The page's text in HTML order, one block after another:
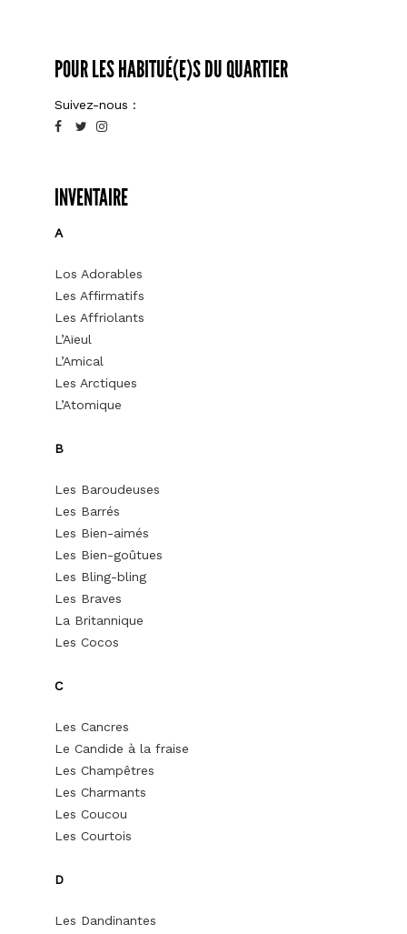
POUR LES HABITUÉ(E)S DU QUARTIER
Suivez-nous :
INVENTAIRE
A
Los Adorables
Les Affirmatifs
Les Affriolants
L’Aïeul
L’Amical
Les Arctiques
L’Atomique
B
Les Baroudeuses
Les Barrés
Les Bien-aimés
Les Bien-goûtues
Les Bling-bling
Les Braves
La Britannique
Les Cocos
C
Les Cancres
Le Candide à la fraise
Les Champêtres
Les Charmants
Les Coucou
Les Courtois
D
Les Dandinantes